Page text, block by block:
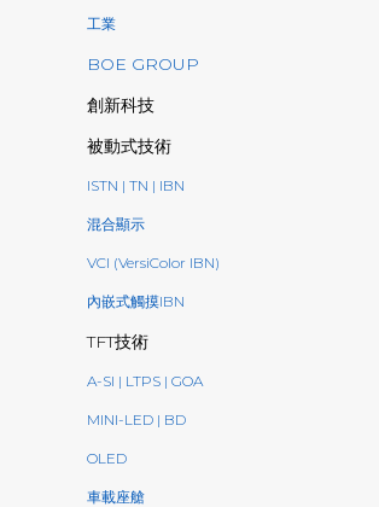
工業
BOE GROUP
創新科技
被動式技術
ISTN | TN | IBN
混合顯示
VCI (VersiColor IBN)
內嵌式觸摸IBN
TFT技術
A-SI | LTPS | GOA
MINI-LED | BD
OLED
車載座艙